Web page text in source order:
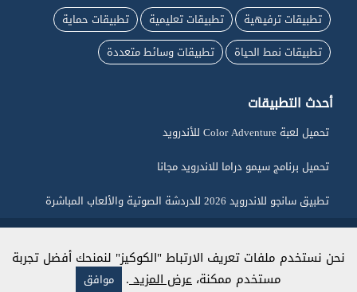
تطبيقات ترفيهية
تطبيقات تعليمية
تطبيقات حماية
تطبيقات نمط الحياة
تطبيقات وسائط متعددة
أحدث التطبيقات
تحميل لعبة Color Adventure للأندرويد
تحميل برنامج سيمو دراما للاندرويد مجانا
تطبيق سانجو للاندرويد 2026 للدردشة الصوتية والألعاب المباشرة
نحن نستخدم ملفات تعريف الارتباط "الكوكيز" لنمنحك أفضل تجربة
مستخدم ممكنة، عرض المزيد. موافق